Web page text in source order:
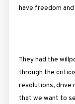
have freedom
They had the
through the
revolutions, drive
that we want to